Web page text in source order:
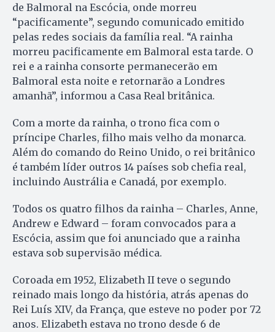
de Balmoral na Escócia, onde morreu
“pacificamente”, segundo comunicado emitido
pelas redes sociais da família real. “A rainha
morreu pacificamente em Balmoral esta tarde. O
rei e a rainha consorte permanecerão em
Balmoral esta noite e retornarão a Londres
amanhã”, informou a Casa Real britânica.
Com a morte da rainha, o trono fica com o
príncipe Charles, filho mais velho da monarca.
Além do comando do Reino Unido, o rei britânico
é também líder outros 14 países sob chefia real,
incluindo Austrália e Canadá, por exemplo.
Todos os quatro filhos da rainha – Charles, Anne,
Andrew e Edward – foram convocados para a
Escócia, assim que foi anunciado que a rainha
estava sob supervisão médica.
Coroada em 1952, Elizabeth II teve o segundo
reinado mais longo da história, atrás apenas do
Rei Luís XIV, da França, que esteve no poder por 72
anos. Elizabeth estava no trono desde 6 de